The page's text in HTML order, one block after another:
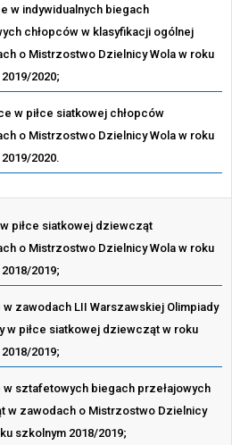
w indywidualnych biegach
chłopców w klasyfikacji ogólnej
o Mistrzostwo Dzielnicy Wola w roku
2020;
w piłce siatkowej chłopców
o Mistrzostwo Dzielnicy Wola w roku
2020.
piłce siatkowej dziewcząt
o Mistrzostwo Dzielnicy Wola w roku
2019;
w zawodach LII Warszawskiej Olimpiady
w piłce siatkowej dziewcząt w roku
2019;
w sztafetowych biegach przełajowych
w zawodach o Mistrzostwo Dzielnicy
szkolnym 2018/2019;